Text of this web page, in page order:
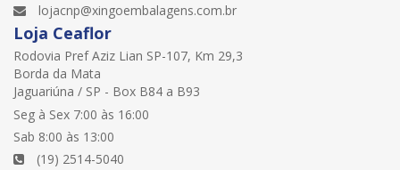
lojacnp@xingoembalagens.com.br
Loja Ceaflor
Rodovia Pref Aziz Lian SP-107, Km 29,3
Borda da Mata
Jaguariúna / SP - Box B84 a B93
Seg à Sex 7:00 às 16:00
Sab 8:00 às 13:00
(19) 2514-5040